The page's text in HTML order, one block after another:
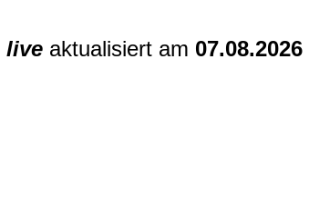
live aktualisiert am 07.08.2026